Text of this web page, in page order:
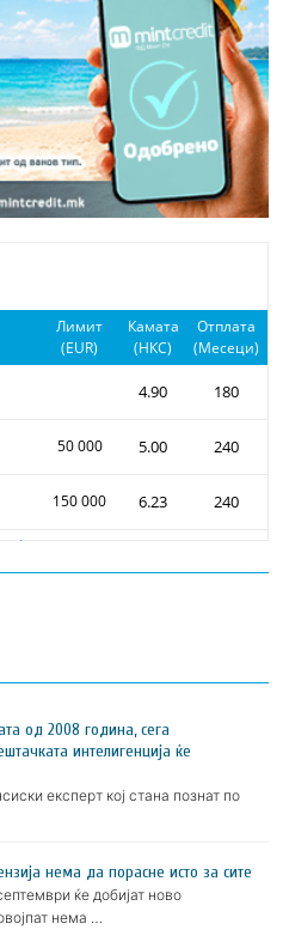
од 2008 година, сега
интелигенција ќе
експерт кој стана познат по
нема да порасне исто за сите
ќе добијат ново
нема …